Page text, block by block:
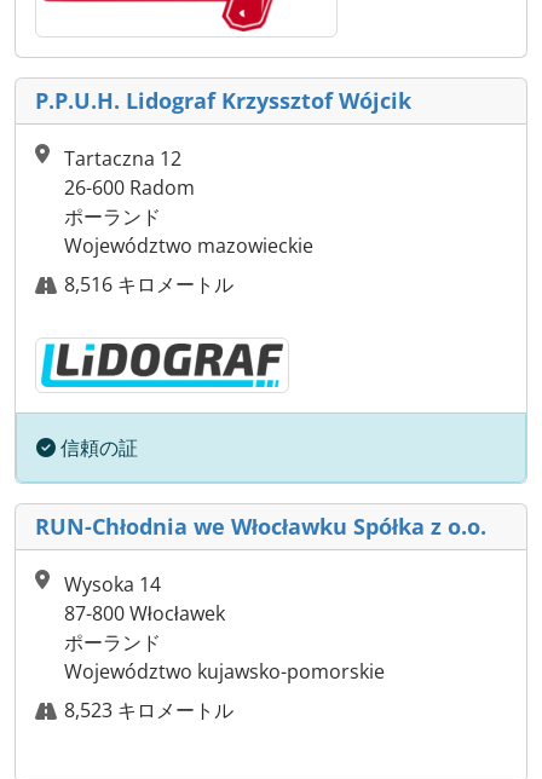
P.P.U.H. Lidograf Krzyssztof Wójcik
Tartaczna 12
26-600 Radom
ポーランド
Województwo mazowieckie
8,516 キロメートル
信頼の証
RUN-Chłodnia we Włocławku Spółka z o.o.
Wysoka 14
87-800 Włocławek
ポーランド
Województwo kujawsko-pomorskie
8,523 キロメートル